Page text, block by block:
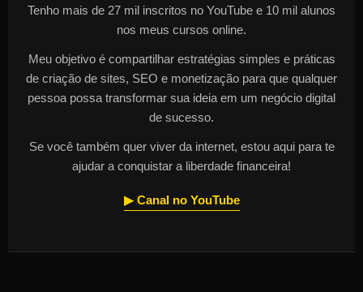
Tenho mais de 27 mil inscritos no YouTube e 10 mil alunos
nos meus cursos online.
Meu objetivo é compartilhar estratégias simples e práticas
de criação de sites, SEO e monetização para que qualquer
pessoa possa transformar sua ideia em um negócio digital
de sucesso.
Se você também quer viver da internet, estou aqui para te
ajudar a conquistar a liberdade financeira!
▶ Canal no YouTube